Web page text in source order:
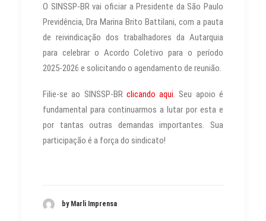
O SINSSP-BR vai oficiar a Presidente da São Paulo
Previdência, Dra Marina Brito Battilani, com a pauta
de reivindicação dos trabalhadores da Autarquia
para celebrar o Acordo Coletivo para o período
2025-2026 e solicitando o agendamento de reunião.
Filie-se ao SINSSP-BR clicando aqui. Seu apoio é
fundamental para continuarmos a lutar por esta e
por tantas outras demandas importantes. Sua
participação é a força do sindicato!
by Marli Imprensa